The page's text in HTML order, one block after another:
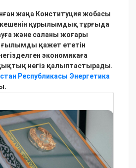
жаңа Конституция жобасы
құрылымдық тұрғыда
және саланы жоғары
ғылымды қажет ететін
экономикаға
негіз қалыптастырады.
Республикасы Энергетика